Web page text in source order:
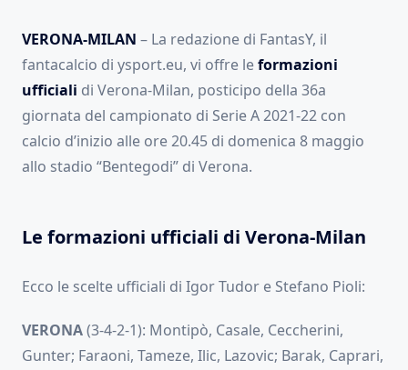
VERONA-MILAN – La redazione di FantasY, il
fantacalcio di ysport.eu, vi offre leformazioni
ufficiali di Verona-Milan, posticipo della 36a
giornata del campionato di Serie A 2021-22 con
calcio d’inizio alle ore 20.45 di domenica 8 maggio
allo stadio “Bentegodi” di Verona.
Le formazioni ufficiali di Verona-Milan
Ecco le scelte ufficiali di Igor Tudor e Stefano Pioli:
VERONA(3-4-2-1): Montipò, Casale, Ceccherini,
Gunter; Faraoni, Tameze, Ilic, Lazovic; Barak, Caprari,